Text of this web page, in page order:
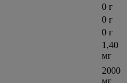
0 г
0 г
0 г
1,40
мг
2000